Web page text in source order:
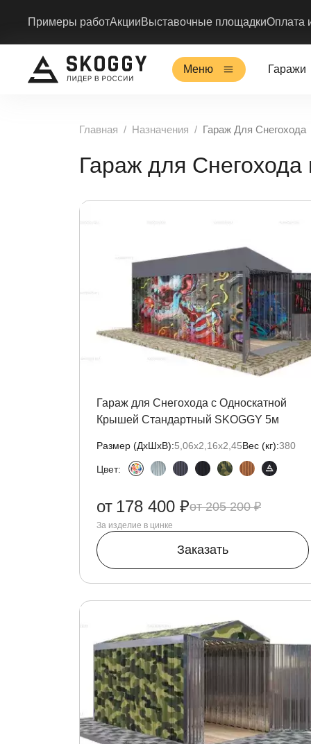
Примеры работАкцииВыставочные площадкиОплата
Меню Гаражи
Главная Назначения Гараж Для Снегохода
Гараж для Снегохода
Гараж для Снегохода с Односкатной
Крышей Стандартный SKOGGY 5м
Размер (ДxШxВ):5,06х2,16х2,45Вес (кг):380
Цвет:
205 200 ₽
от 178 400 ₽
За изделие в цинке
Заказать